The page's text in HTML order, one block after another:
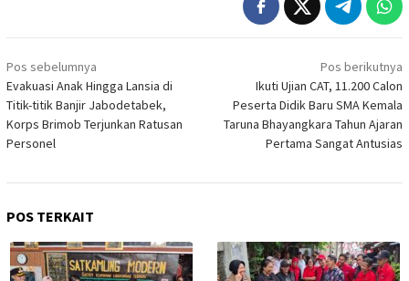
Navigasi
pos
Pos sebelumnya
Evakuasi Anak Hingga Lansia di
Titik-titik Banjir Jabodetabek,
Korps Brimob Terjunkan Ratusan
Personel
Pos berikutnya
Ikuti Ujian CAT, 11.200 Calon
Peserta Didik Baru SMA Kemala
Taruna Bhayangkara Tahun Ajaran
Pertama Sangat Antusias
POS TERKAIT